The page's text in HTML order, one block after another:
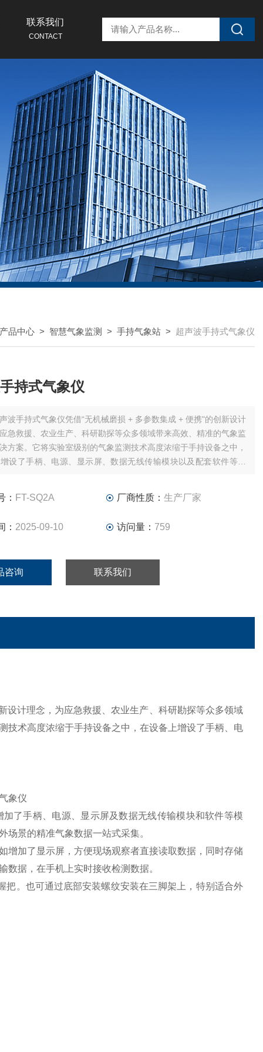
联系我们
CONTACT
产品中心 > 智慧气象监测 > 手持气象站 > 超声波手持式气象仪
持式气象仪
波手持式气象仪凭借“无机械磨损 + 多参数集成 + 便携"的创新设计
急救援、农业生产、科研勘探等众多领域带来高效、精准的气象监
方案。它将实验室级别的气象监测技术高度浓缩于手持设备之中，
设了手柄、电源、显示屏、数据无线传输模块以及配套软件等组
： FT-SQ2A 厂商性质： 生产厂家
： 2025-09-10 访问量： 759
咨询 联系我们
设计理念，为应急救援、农业生产、科研勘探等众多领域
技术高度浓缩于手持设备之中，在设备上增设了手柄、电
手柄、电源、显示屏及数据无线传输模块和软件等模
景的精准气象数据一站式采集。
加了显示屏，方便现场观察者直接读取数据，同时存储
据，在手机上实时接收检测数据。
。也可通过底部安装螺纹安装在三脚架上，特别适合外